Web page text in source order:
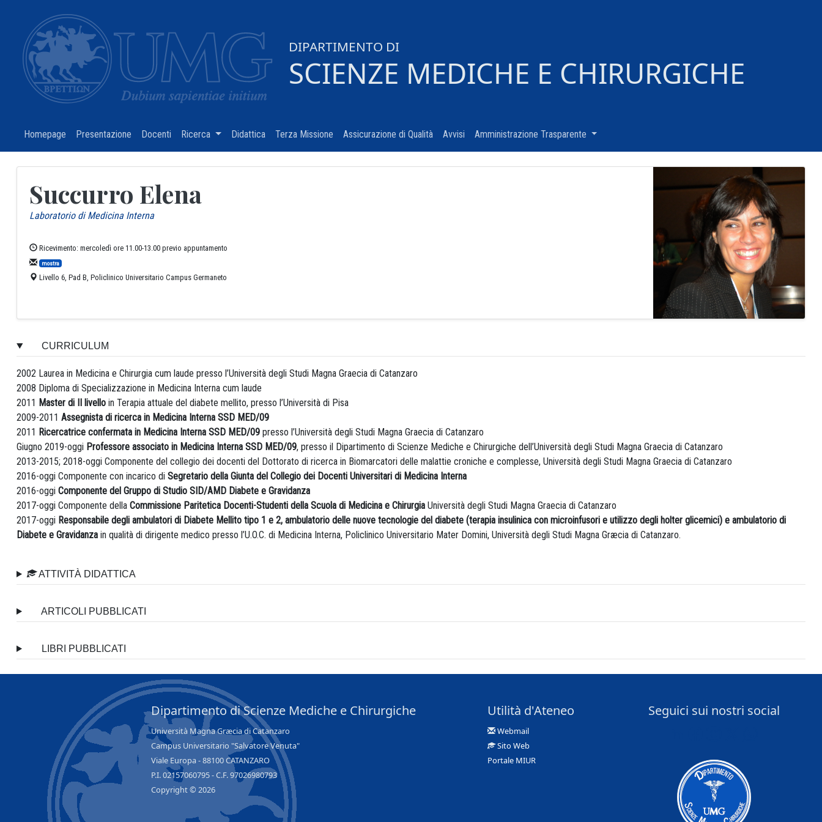
DIPARTIMENTO DI
SCIENZE MEDICHE E CHIRURGICHE
Homepage (current)
Presentazione (current)
Docenti (current)
Ricerca (current)Didattica(current)
Terza Missione (current)
Assicurazione di Qualità(current)
Avvisi (current)
Amministrazione Trasparente (current)
Succurro Elena
Laboratorio di Medicina Interna
Ricevimento: mercoledì ore 11.00-13.00 previo appuntamento
mostra
Livello 6, Pad B, Policlinico Universitario Campus Germaneto
CURRICULUM
2002 Laurea in Medicina e Chirurgia cum laude presso l’Università degli Studi Magna Graecia di Catanzaro
2008 Diploma di Specializzazione in Medicina Interna cum laude
2011 Master di II livello in Terapia attuale del diabete mellito, presso l’Università di Pisa
2009-2011 Assegnista di ricerca in Medicina Interna SSD MED/09
2011 Ricercatrice confermata in Medicina Interna SSD MED/09 presso l’Università degli Studi Magna Graecia di Catanzaro
Giugno 2019-oggi Professore associato in Medicina Interna SSD MED/09, presso il Dipartimento di Scienze Mediche e Chirurgiche dell’Università degli Studi Magna Graecia di Catanzaro
2013-2015; 2018-oggi Componente del collegio dei docenti del Dottorato di ricerca in Biomarcatori delle malattie croniche e complesse, Università degli Studi Magna Graecia di Catanzaro
2016-oggi Componente con incarico di Segretario della Giunta del Collegio dei Docenti Universitari di Medicina Interna
2016-oggi Componente del Gruppo di Studio SID/AMD Diabete e Gravidanza
2017-oggi Componente della Commissione Paritetica Docenti-Studenti della Scuola di Medicina e Chirurgia Università degli Studi Magna Graecia di Catanzaro
2017-oggi Responsabile degli ambulatori di Diabete Mellito tipo 1 e 2, ambulatorio delle nuove tecnologie del diabete (terapia insulinica con microinfusori e utilizzo degli holter glicemici) e ambulatorio di
Diabete e Gravidanza in qualità di dirigente medico presso l’U.O.C. di Medicina Interna, Policlinico Universitario Mater Domini, Università degli Studi Magna Græcia di Catanzaro.
ATTIVITÀ DIDATTICA
ARTICOLI PUBBLICATI
LIBRI PUBBLICATI
Dipartimento di Scienze Mediche e Chirurgiche
Università Magna Græcia di Catanzaro
Campus Universitario "Salvatore Venuta"
Viale Europa - 88100 CATANZARO
P.I. 02157060795 - C.F. 97026980793
Copyright © 2026
Utilità d'Ateneo
Webmail
Sito Web
Portale MIUR
Seguici sui nostri social